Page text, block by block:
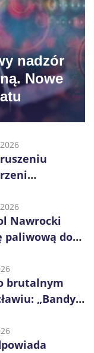
nadzór
Nowe
Nawrocki
paliwową do
brutalnym
„Bandyci